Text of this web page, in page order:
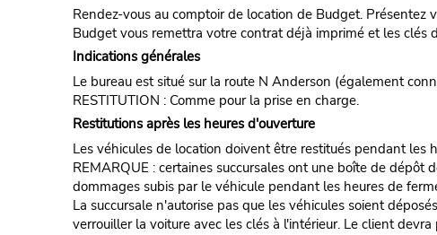
Rendez-vous au comptoir de location de Budget.
Budget vous remettra votre contrat déjà imprimé et les clés
Indications générales
Le bureau est situé sur la route N Anderson (également
RESTITUTION : Comme pour la prise en charge.
Restitutions après les heures d'ouverture
Les véhicules de location doivent être restitués pendant les
REMARQUE : certaines succursales ont une boîte de dépôt
dommages subis par le véhicule pendant les heures de
La succursale n'autorise pas que les véhicules soient
verrouiller la voiture avec les clés à l'intérieur. Le client